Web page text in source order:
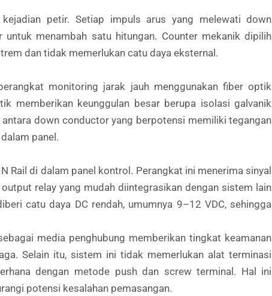
petir. Setiap impuls arus yang melewati down
menambah satu hitungan. Counter mekanik dipilih
dan tidak memerlukan catu daya eksternal.
monitoring jarak jauh menggunakan fiber optik
memberikan keunggulan besar berupa isolasi galvanik
down conductor yang berpotensi memiliki tegangan
panel.
Rail di dalam panel kontrol. Perangkat ini menerima sinyal
relay yang mudah diintegrasikan dengan sistem lain
catu daya DC rendah, umumnya 9–12 VDC, sehingga
media penghubung memberikan tingkat keamanan
Selain itu, sistem ini tidak memerlukan alat terminasi
dengan metode push dan screw terminal. Hal ini
potensi kesalahan pemasangan.